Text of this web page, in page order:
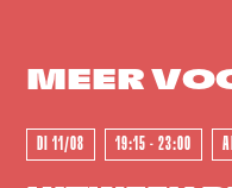
MEER
DI 11/08 19:15 - 23:00